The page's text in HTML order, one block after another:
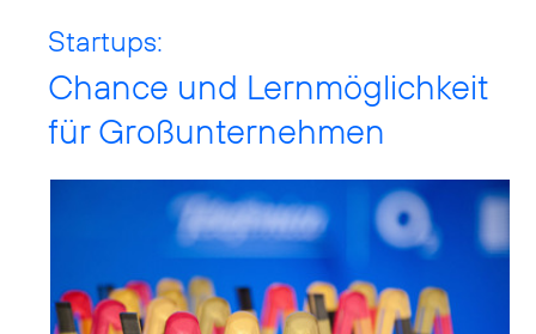
Startups:
Chance und Lernmöglichkeit
für Großunternehmen